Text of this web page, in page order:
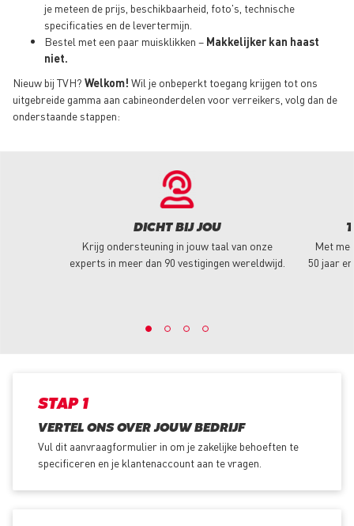
je meteen de prijs, beschikbaarheid, foto's, technische
specificaties en de levertermijn.
Bestel met een paar muisklikken – Makkelijker kan haast
niet.
Nieuw bij TVH? Welkom! Wil je onbeperkt toegang krijgen tot ons
uitgebreide gamma aan cabineonderdelen voor verreikers, volg dan de
onderstaande stappen:
DICHT BIJ JOU
Krijg ondersteuning in jouw taal van onze
experts in meer dan 90 vestigingen wereldwijd.
Met
50 jaar
STAP 1
VERTEL ONS OVER JOUW BEDRIJF
Vul dit aanvraagformulier in om je zakelijke behoeften te
specificeren en je klantenaccount aan te vragen.